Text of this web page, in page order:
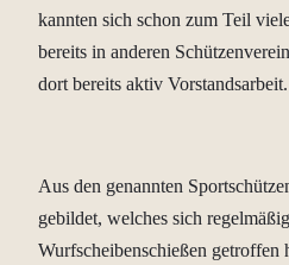
kannten sich schon zum Teil
bereits in anderen
dort bereits aktiv Vorstandsarbeit.
Aus den genannten
gebildet, welches sich
Wurfscheibenschießen getroffen